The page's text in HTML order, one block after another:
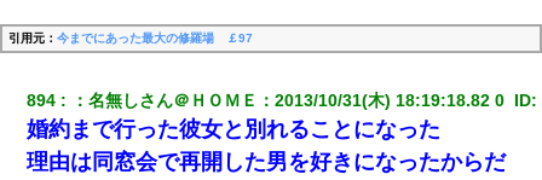
引用元： 今までにあった最大の修羅場 ￡97
894 ：名無しさん＠ＨＯＭＥ ：2013/10/31(木) 18:19:18.82 0 ID:
婚約まで行った彼女と別れることになった
理由は同窓会で再開した男を好きになったからだ